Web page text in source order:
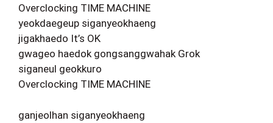
Overclocking TIME MACHINE
yeokdaegeup siganyeokhaeng
jigakhaedo It’s OK
gwageo haedok gongsanggwahak Grok
siganeul geokkuro
Overclocking TIME MACHINE
ganjeolhan siganyeokhaeng